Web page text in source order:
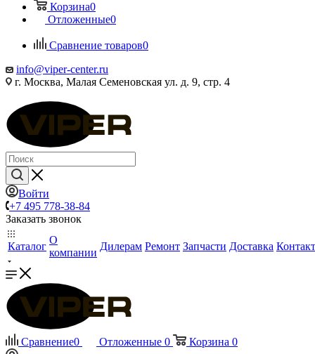
Корзина0
Отложенные0
Сравнение товаров0
info@viper-center.ru
г. Москва, Малая Семеновская ул. д. 9, стр. 4
Войти
+7 495 778-38-84
Заказать звонок
Каталог
О
компании
Дилерам Ремонт Запчасти Доставка
Сравнение0 Отложенные 0 Корзина 0